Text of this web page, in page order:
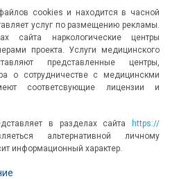
cookies и находится в часной
услуг по размещению рекламы.
сайта наркологические центры
проекта. Услуги медицинского
представленные центры,
о сотрудничестве с медицинскми
соответсвующие лицензии и
в разделах сайта
https://
альтернативной личному
информационный характер.